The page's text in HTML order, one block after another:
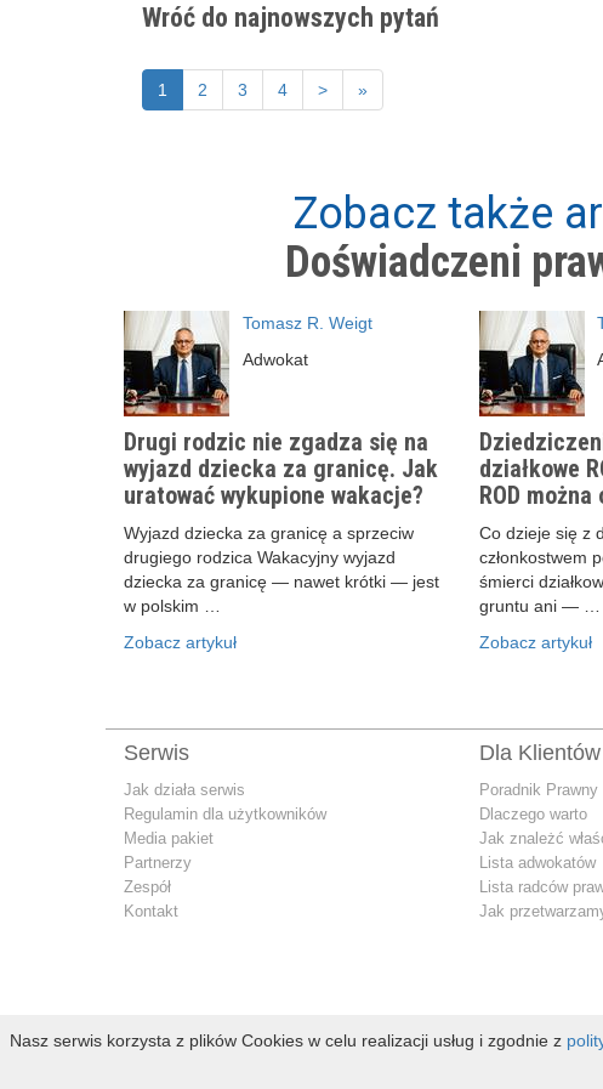
Wróć do najnowszych pytań
1 2 3 4 > »
Zobacz także
Doświadczeni
Tomasz R. Weigt
Adwokat
Drugi rodzic nie zgadza się na
wyjazd dziecka za granicę. Jak
uratować wykupione wakacje?
Wyjazd dziecka za granicę a sprzeciw
drugiego rodzica Wakacyjny wyjazd
dziecka za granicę — nawet krótki — jest
w polskim …
Zobacz artykuł
działkowe
ROD
Co dzieje się z
członkostwem
śmierci
gruntu ani — …
Zobacz artykuł
Serwis
Jak działa serwis
Regulamin dla użytkowników
Media pakiet
Partnerzy
Zespół
Kontakt
Dla Klientów
Poradnik Prawny
Dlaczego warto
Jak znależć
Lista adwokatów
Lista radców
Jak
Nasz serwis korzysta z plików Cookies w celu realizacji usług i zgodnie z